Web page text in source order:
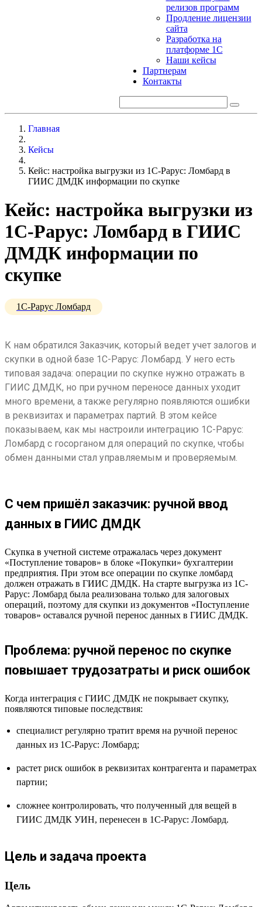
релизов программ
Продление лицензии
сайта
Разработка на
платформе 1С
Наши кейсы
Партнерам
Контакты
Главная
Кейсы
Кейс: настройка выгрузки из 1С-Рарус: Ломбард в
ГИИС ДМДК информации по скупке
Кейс: настройка выгрузки из
1С-Рарус: Ломбард в ГИИС
ДМДК информации по
скупке
1С-Рарус Ломбард
К нам обратился Заказчик, который ведет учет залогов и
скупки в одной базе 1С-Рарус: Ломбард. У него есть
типовая задача: операции по скупке нужно отражать в
ГИИС ДМДК, но при ручном переносе данных уходит
много времени, а также регулярно появляются ошибки
в реквизитах и параметрах партий. В этом кейсе
показываем, как мы настроили интеграцию 1С-Рарус:
Ломбард с госорганом для операций по скупке, чтобы
обмен данными стал управляемым и проверяемым.
С чем пришёл заказчик: ручной ввод
данных в ГИИС ДМДК
Скупка в учетной системе отражалась через документ
«Поступление товаров» в блоке «Покупки» бухгалтерии
предприятия. При этом все операции по скупке ломбард
должен отражать в ГИИС ДМДК. На старте выгрузка из 1С-
Рарус: Ломбард была реализована только для залоговых
операций, поэтому для скупки из документов «Поступление
товаров» оставался ручной перенос данных в ГИИС ДМДК.
Проблема: ручной перенос по скупке
повышает трудозатраты и риск ошибок
Когда интеграция с ГИИС ДМДК не покрывает скупку,
появляются типовые последствия:
cпециалист регулярно тратит время на ручной перенос
данных из 1С-Рарус: Ломбард;
растет риск ошибок в реквизитах контрагента и параметрах
партии;
сложнее контролировать, что полученный для вещей в
ГИИС ДМДК УИН, перенесен в 1С-Рарус: Ломбард.
Цель и задача проекта
Цель